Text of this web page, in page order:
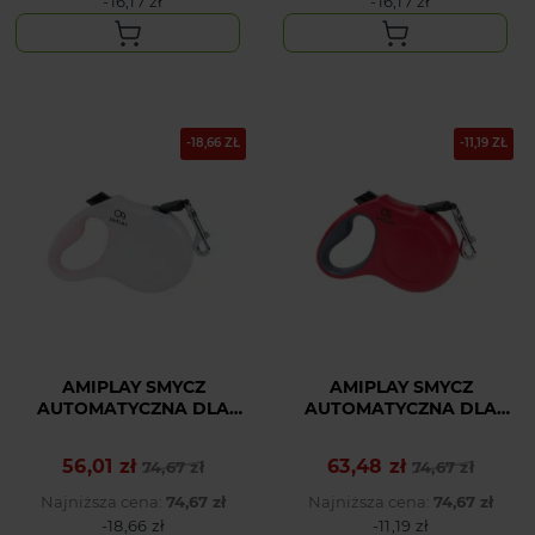
-18,66 ZŁ
AMIPLAY SMYCZ
AUTOMATYCZNA DLA
Cena podstawowa
74,67 zł
Cena
56,01 zł
Najniższa cena: 74,67 zł
-18,66 zł
-11,19 ZŁ
AMIPLAY SMYCZ
AUTOMATYCZNA DLA
FREEDOM L
Cena podstawowa
74,67 zł
Cena
63,48 zł
Najniższa cena: 74,67 zł
-11,19 zł